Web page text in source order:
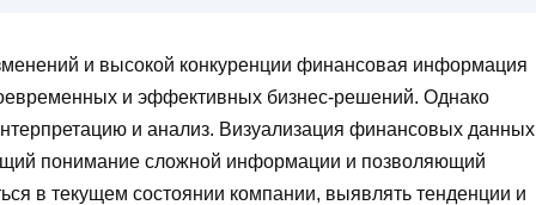
и высокой конкуренции финансовая информация
и эффективных бизнес-решений. Однако
и анализ. Визуализация финансовых данных
понимание сложной информации и позволяющий
в текущем состоянии компании, выявлять тенденции и